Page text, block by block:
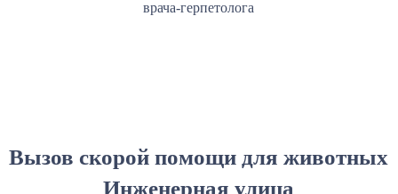
врача-герпетолога
Вызов скорой помощи для животных
Инженерная улица